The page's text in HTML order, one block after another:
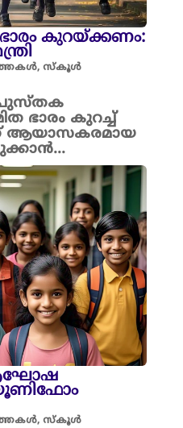
കുറയ്ക്കണം:
, സ്കൂൾ
ഭാരം കുറച്ച്
ആയാസകരമായ
, സ്കൂൾ